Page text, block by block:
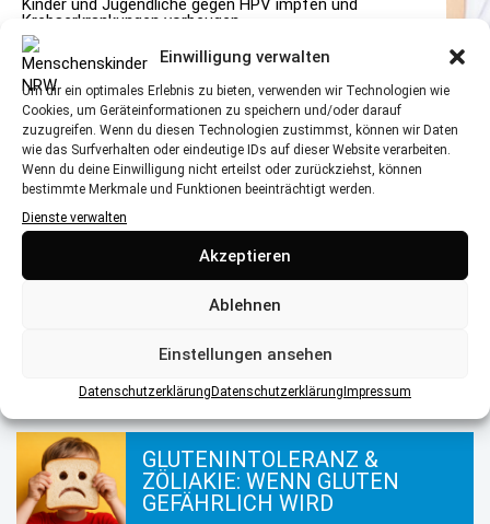
Einwilligung verwalten
Um dir ein optimales Erlebnis zu bieten, verwenden wir Technologien wie
Cookies, um Geräteinformationen zu speichern und/oder darauf
zuzugreifen. Wenn du diesen Technologien zustimmst, können wir Daten
wie das Surfverhalten oder eindeutige IDs auf dieser Website verarbeiten.
Wenn du deine Einwilligung nicht erteilst oder zurückziehst, können
bestimmte Merkmale und Funktionen beeinträchtigt werden.
Dienste verwalten
Akzeptieren
Ablehnen
Einstellungen ansehen
Datenschutzerklärung Datenschutzerklärung Impressum
Kinder und Jugendliche gegen HPV impfen und
Krebserkrankungen vorbeugen
DEN WINTER
GLUTENINTOLERANZ &
ZÖLIAKIE: WENN GLUTEN
GEFÄHRLICH WIRD